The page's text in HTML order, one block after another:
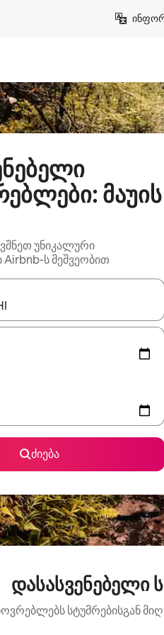
მაუის
უნიკალური
ს მეშვეობით
გახდება,
ძიება
დასასვენებელი
სტუმრებისგან